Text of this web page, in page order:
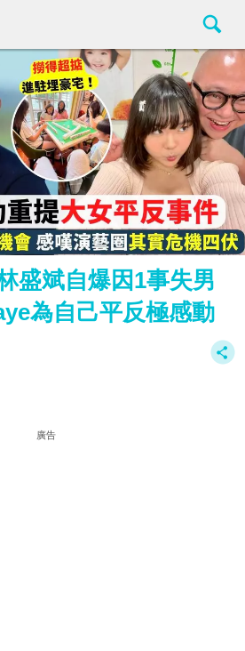
盛斌自爆因1事失男
為自己平反極感動
廣告